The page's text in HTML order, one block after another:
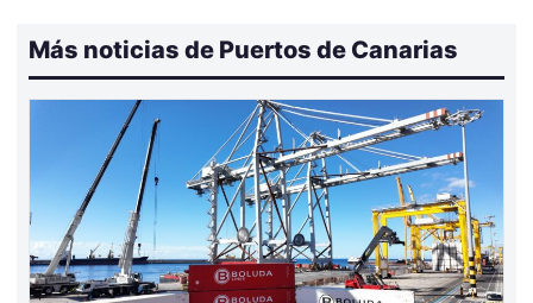
Más noticias de Puertos de Canarias